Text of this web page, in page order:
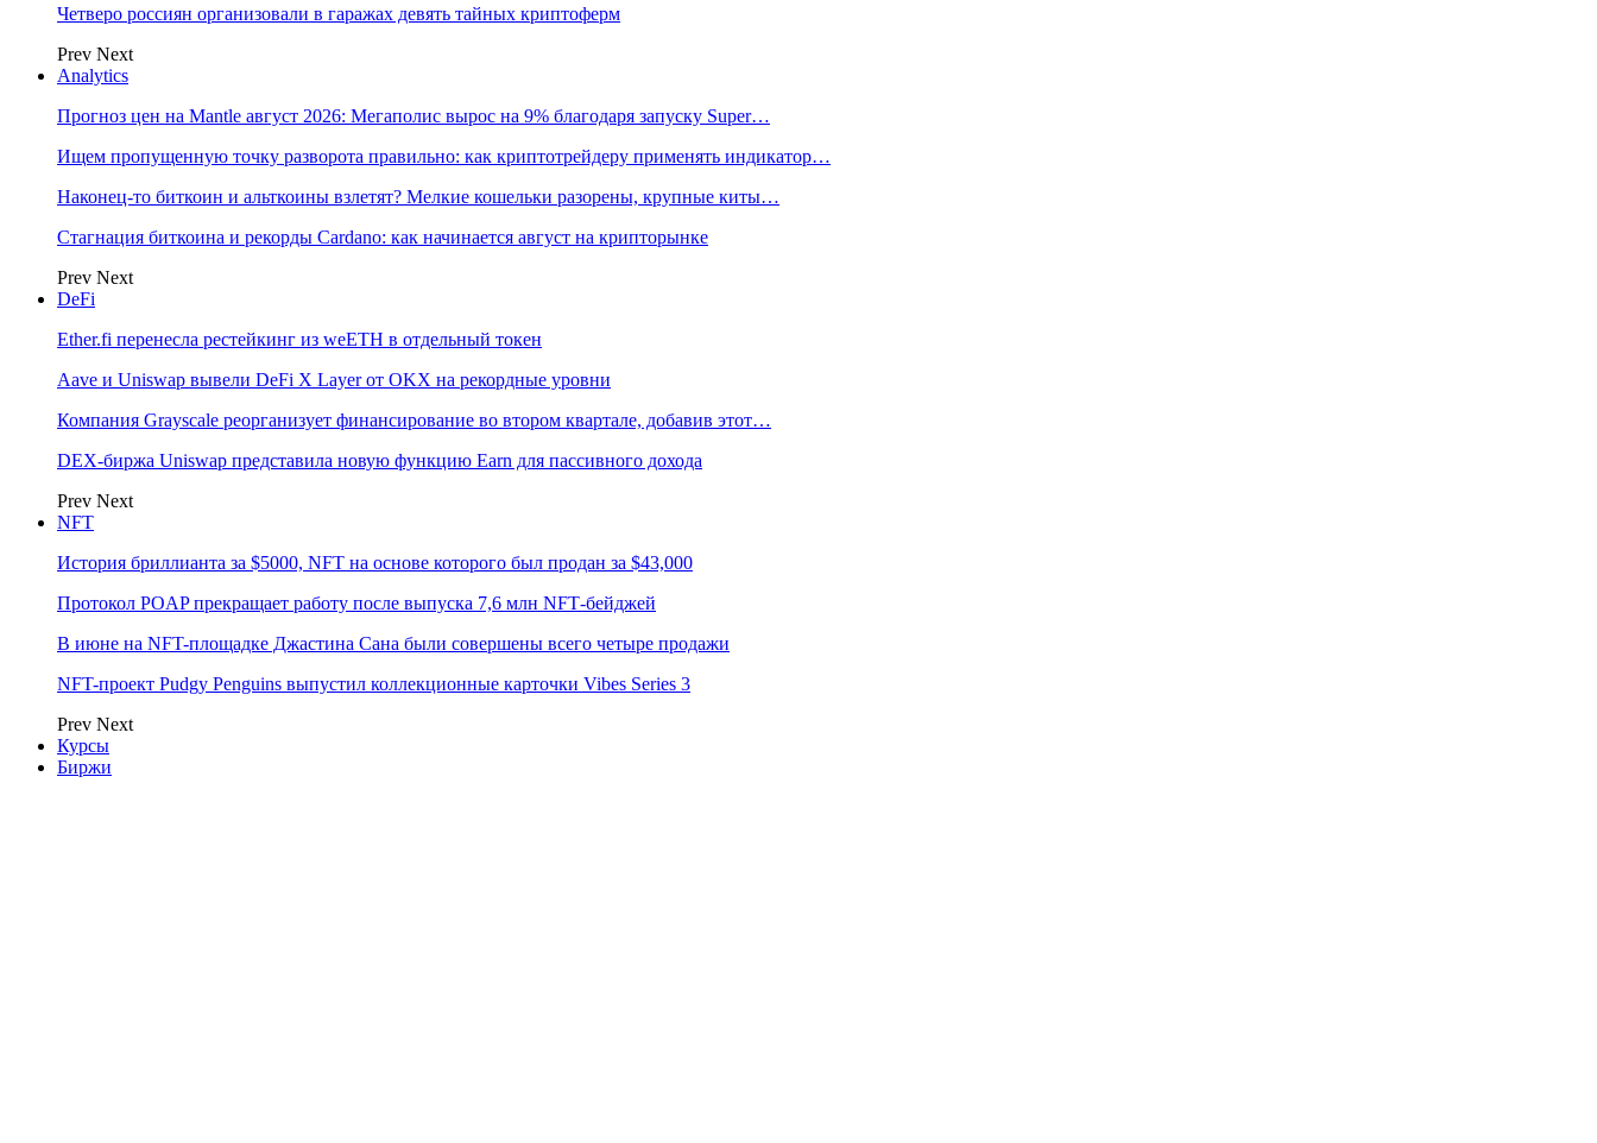
Четверо россиян организовали в гаражах девять тайных криптоферм
Prev Next
Analytics
Прогноз цен на Mantle август 2026: Мегаполис вырос на 9% благодаря запуску Super…
Ищем пропущенную точку разворота правильно: как криптотрейдеру применять индикатор…
Наконец-то биткоин и альткоины взлетят? Мелкие кошельки разорены, крупные киты…
Стагнация биткоина и рекорды Cardano: как начинается август на крипторынке
Prev Next
DeFi
Ether.fi перенесла рестейкинг из weETH в отдельный токен
Aave и Uniswap вывели DeFi X Layer от OKX на рекордные уровни
Компания Grayscale реорганизует финансирование во втором квартале, добавив этот…
DEX-биржа Uniswap представила новую функцию Earn для пассивного дохода
Prev Next
NFT
История бриллианта за $5000, NFT на основе которого был продан за $43,000
Протокол POAP прекращает работу после выпуска 7,6 млн NFT‑бейджей
В июне на NFT-площадке Джастина Сана были совершены всего четыре продажи
NFT-проект Pudgy Penguins выпустил коллекционные карточки Vibes Series 3
Prev Next
Курсы
Биржи